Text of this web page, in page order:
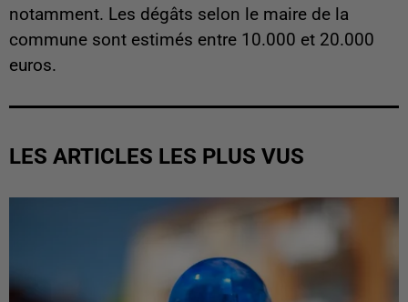
notamment. Les dégâts selon le maire de la
commune sont estimés entre 10.000 et 20.000
euros.
LES ARTICLES LES PLUS VUS